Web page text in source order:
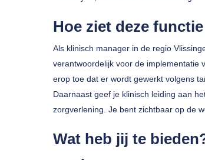
Hoe ziet deze
Als klinisch manager in de regio
verantwoordelijk voor de implementatie
erop toe dat er wordt gewerkt volgens
Daarnaast geef je klinisch leiding aan
zorgverlening. Je bent zichtbaar op de
Wat heb jij te